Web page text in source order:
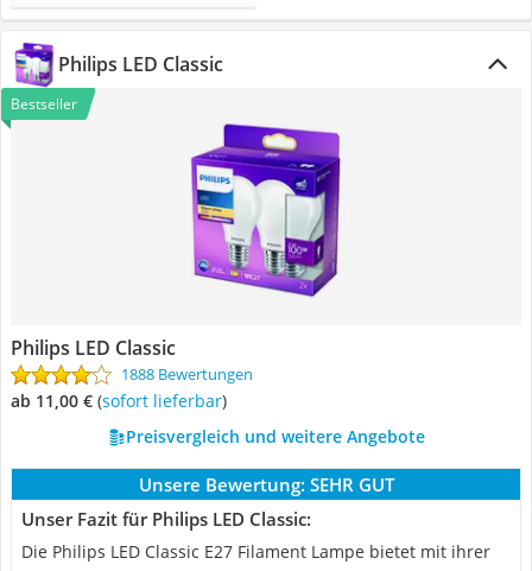
Philips LED Classic
Bestseller
Philips LED Classic
1888 Bewertungen
ab 11,00 € ( Sofort lieferbar)
Preisvergleich und weitere Angebote
Unsere Bewertung: SEHR GUT
Unser Fazit für Philips LED Classic:
Die Philips LED Classic E27 Filament Lampe bietet mit ihrer